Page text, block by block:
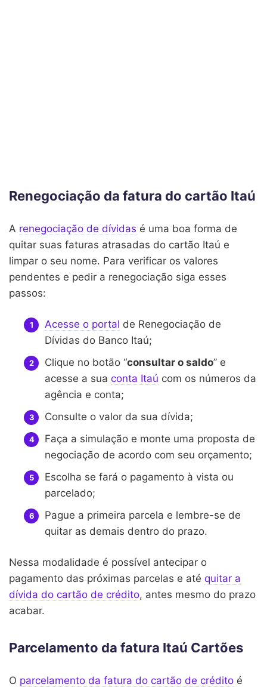
Renegociação da fatura do cartão Itaú
A renegociação de dívidas é uma boa forma de
quitar suas faturas atrasadas do cartão Itaú e
limpar o seu nome. Para verificar os valores
pendentes e pedir a renegociação siga esses
passos:
Acesse o portal de Renegociação de
Dívidas do Banco Itaú;
Clique no botão “consultar o saldo” e
acesse a sua conta Itaú com os números da
agência e conta;
Consulte o valor da sua dívida;
Faça a simulação e monte uma proposta de
negociação de acordo com seu orçamento;
Escolha se fará o pagamento à vista ou
parcelado;
Pague a primeira parcela e lembre-se de
quitar as demais dentro do prazo.
Nessa modalidade é possível antecipar o
pagamento das próximas parcelas e até quitar a
dívida do cartão de crédito, antes mesmo do prazo
acabar.
Parcelamento da fatura Itaú Cartões
O parcelamento da fatura do cartão de crédito é